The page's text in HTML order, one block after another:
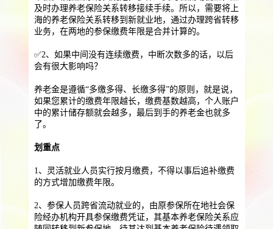
企业助残残保业务
个人社保保障业务
社保公积金缴纳 上海落户规划 海积分办理
数组营销创新业务
服务优势
及时办理养老保险关系转移接续手续。所以，需要将上
海的养老保险关系转移到新就业地，通过办理跨省转移
业务，在两地的参保缴费年限是合并计算的。
✅2、如果中间没有连续缴费，中断次数多的话，以后
会有很大影响吗？
养老金是遵循“多缴多得、长缴多得”的原则，就是说，
如果您累计的缴费年限越长，缴费基数越高，个人账户
中的累计储存额就会越多，最后到手的养老金也就多
了。
划重点
1、灵活就业人员实行按月缴费，不得以事后追补缴费
的方式增加缴费年限。
2、参保人员跨省流动就业的，由原参保所在地社会保
险经办机构开具参保缴费凭证，其基本养老保险关系应